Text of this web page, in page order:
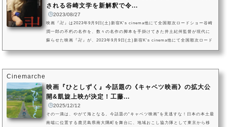
される谷崎文学を新解釈で令...
2023/08/27
映画『卍』は2023年9月9日(土)新宿K's cinema他にて全国順次ロードショー谷崎
潤一郎の不朽の名作を、数々の名作の脚本を手掛けてきた井土紀州監督が現代に
蘇らせた映画『卍』が、2023年9月9日(土)新宿K's cinema他にて全国順次ロード
Cinemarche
映画『ひとしずく』今話題の《キャベツ映画》の拡大公
開&凱旋上映が決定！工藤...
2025/12/12
その一滴は、やがて海となる。今話題の“キャベツ映画”を見逃すな！日本の本土最
南端に位置する鹿児島県南大隅町を舞台に、地域おこし協力隊として東京から移